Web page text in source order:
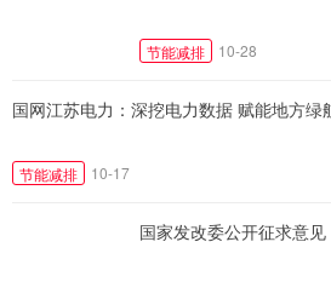
节能减排 10-28
国网江苏电力：深挖电力数据 赋能地方绿
节能减排 10-17
国家发改委公开征求意见